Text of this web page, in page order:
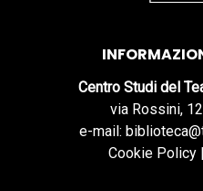
Centro Studi del
via Rossini,
e-mail:
Cookie Policy |